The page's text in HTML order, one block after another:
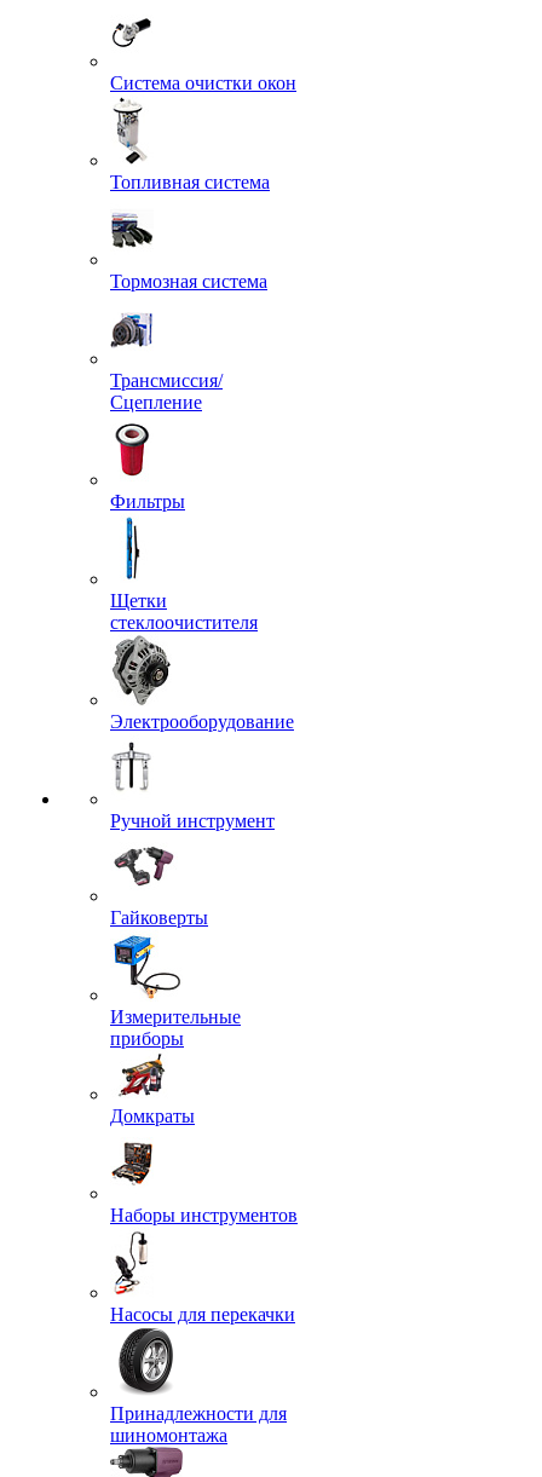
Система очистки окон
Топливная система
Тормозная система
Трансмиссия/
Сцепление
Фильтры
Щетки
стеклоочистителя
Электрооборудование
Ручной инструмент
Гайковерты
Измерительные
приборы
Домкраты
Наборы инструментов
Насосы для перекачки
Принадлежности для
шиномонтажа